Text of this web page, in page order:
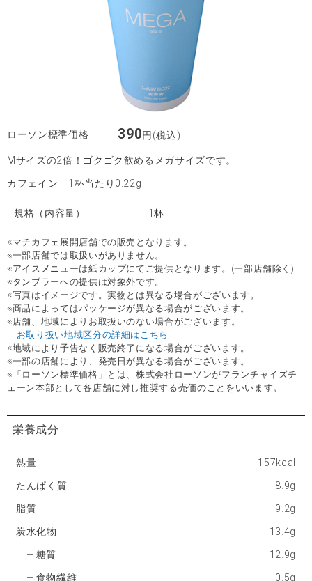
ローソン標準価格 390円(税込)
Mサイズの2倍！ゴクゴク飲めるメガサイズです。
カフェイン 1杯当たり0.22g
規格（内容量） 1杯
※マチカフェ展開店舗での販売となります。
※一部店舗では取扱いがありません。
※アイスメニューは紙カップにてご提供となります。(一部店舗除く)
※タンブラーへの提供は対象外です。
※写真はイメージです。実物とは異なる場合がございます。
※商品によってはパッケージが異なる場合がございます。
※店舗、地域によりお取扱いのない場合がございます。
お取り扱い地域区分の詳細はこちら
※地域により予告なく販売終了になる場合がございます。
※一部の店舗により、発売日が異なる場合がございます。
※「ローソン標準価格」とは、株式会社ローソンがフランチャイズチ
ェーン本部として各店舗に対し推奨する売価のことをいいます。
栄養成分
熱量 157kcal
たんぱく質 8.9g
脂質 9.2g
炭水化物 13.4g
糖質 12.9g
食物繊維 0.5g